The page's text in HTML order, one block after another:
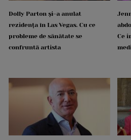
Dolly Parton și-a anulat
rezidența în Las Vegas. Cu ce
probleme de sănătate se
confruntă artista
Ce